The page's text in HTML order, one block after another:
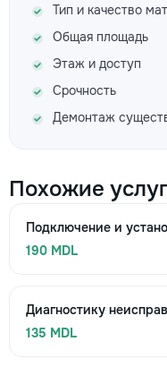
Тип и качество
Общая площадь
Этаж и доступ
Срочность
Демонтаж
Похожие
Подключение и
190 MDL
Диагностику
135 MDL